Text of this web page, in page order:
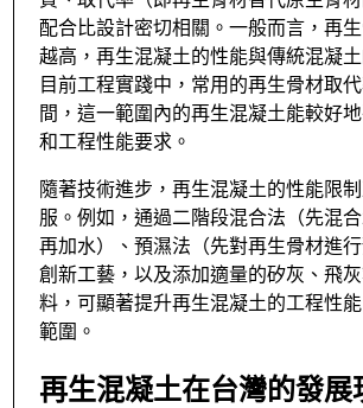
配合比設計密切相關。一般而言，再
越高，再生混凝土的性能與傳統混凝
目前工程實踐中，常用的再生骨材取代
間，這一範圍內的再生混凝土能較好
和工程性能要求。
隨著技術進步，再生混凝土的性能限
服。例如，通過二階段混合法（先混合
再加水）、預濕法（先對再生骨材進
創新工藝，以及添加適量的矽灰、飛
料，可顯著提升再生混凝土的工程性
範圍。
再生混凝土在台灣的發展